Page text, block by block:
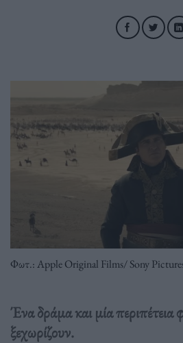
Φωτ.: Apple Original Films/ Sony
Ένα δράμα και μία περιπέτεια
ξεχωρίζουν.